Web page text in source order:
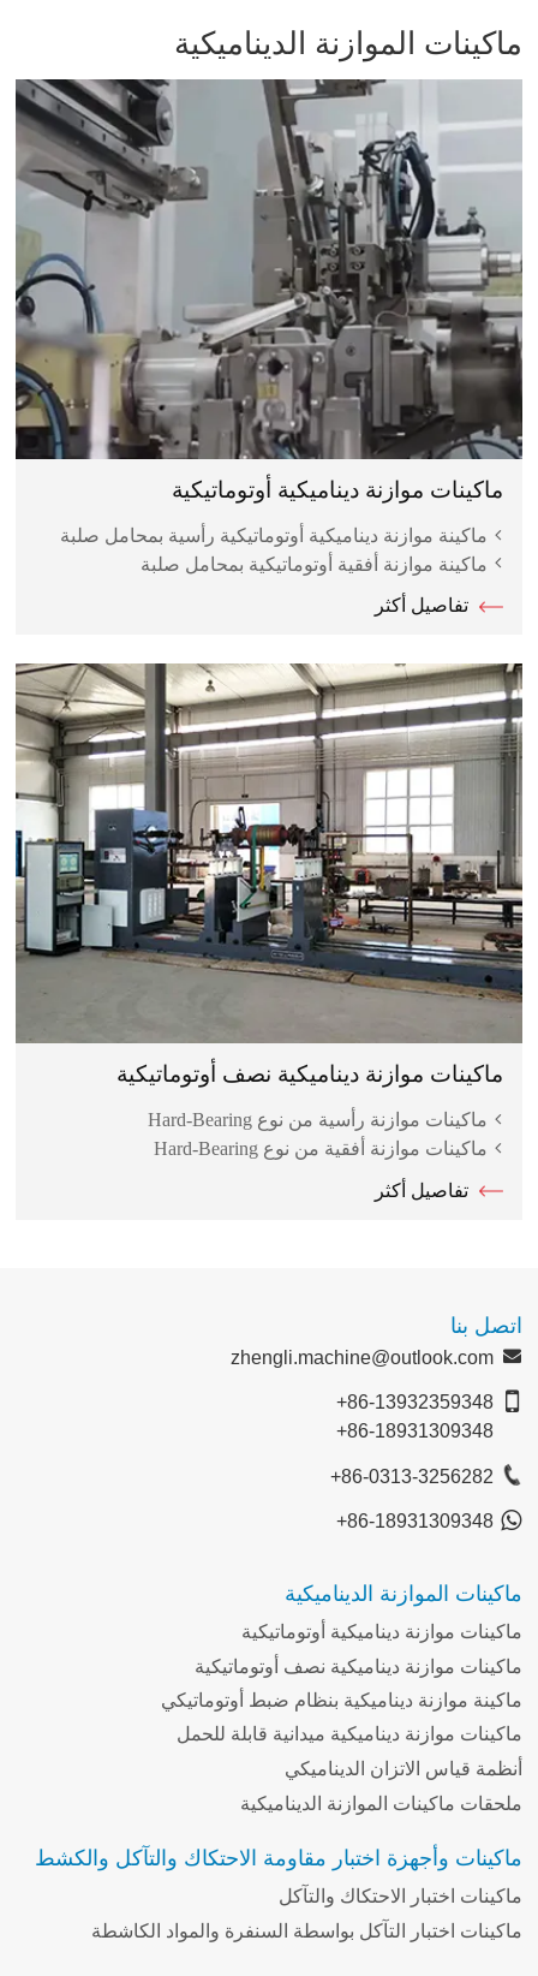
ماكينات الموازنة الديناميكية
ماكينات موازنة ديناميكية أوتوماتيكية
ماكينة موازنة ديناميكية أوتوماتيكية رأسية بمحامل صلبة
ماكينة موازنة أفقية أوتوماتيكية بمحامل صلبة
تفاصيل أكثر
ماكينات موازنة ديناميكية نصف أوتوماتيكية
ماكينات موازنة رأسية من نوع Hard-Bearing
ماكينات موازنة أفقية من نوع Hard-Bearing
تفاصيل أكثر
اتصل بنا
zhengli.machine@outlook.com
+86-13932359348
+86-18931309348
+86-0313-3256282
+86-18931309348
ماكينات الموازنة الديناميكية
ماكينات موازنة ديناميكية أوتوماتيكية
ماكينات موازنة ديناميكية نصف أوتوماتيكية
ماكينة موازنة ديناميكية بنظام ضبط أوتوماتيكي
ماكينات موازنة ديناميكية ميدانية قابلة للحمل
أنظمة قياس الاتزان الديناميكي
ملحقات ماكينات الموازنة الديناميكية
ماكينات وأجهزة اختبار مقاومة الاحتكاك والتآكل والكشط
ماكينات اختبار الاحتكاك والتآكل
ماكينات اختبار التآكل بواسطة السنفرة والمواد الكاشطة